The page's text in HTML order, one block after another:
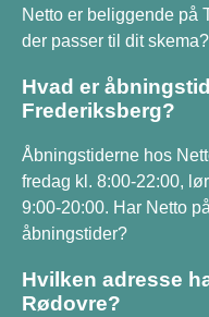
Netto er beliggende på
der passer til dit skema?
Hvad er
Frederiksberg?
Åbningstiderne hos
fredag kl. 8:00-22:00,
9:00-20:00. Har Netto
åbningstider?
Hvilken adresse
Rødovre?